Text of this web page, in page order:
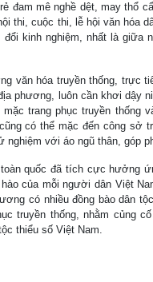
đam mê nghề dệt, may thổ
thi, cuộc thi, lễ hội văn hóa
kinh nghiệm, nhất là giữa
văn hóa truyền thống, trực
phương, luôn cần khơi dậy
trang phục truyền thống
có thể mặc đến công sở
nghiệm với áo ngũ thân, góp
quốc đã tích cực hưởng
của mỗi người dân Việt
có nhiều đồng bào dân
truyền thống, nhằm củng
thiểu số Việt Nam.